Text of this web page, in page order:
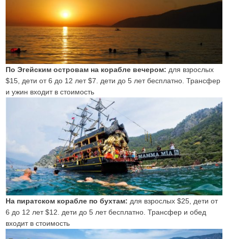
По Эгейским островам на корабле вечером: для взрослых
$15, дети от 6 до 12 лет $7. дети до 5 лет бесплатно. Трансфер
и ужин входит в стоимость
На пиратском корабле по бухтам: для взрослых $25, дети от
6 до 12 лет $12. дети до 5 лет бесплатно. Трансфер и обед
входит в стоимость